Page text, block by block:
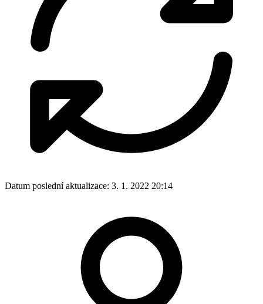
Datum poslední aktualizace: 3. 1. 2022 20:14